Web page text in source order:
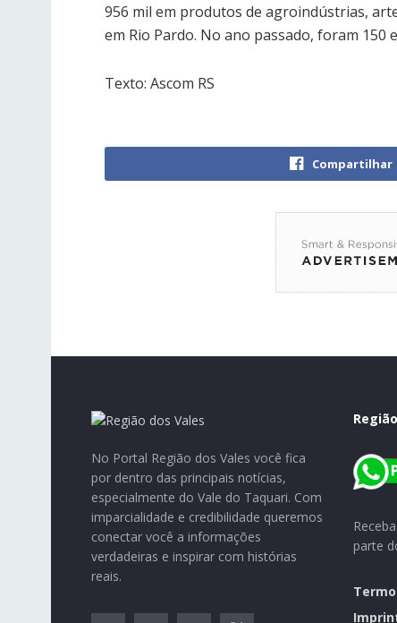
956 mil em produtos de agroindústrias,
em Rio Pardo. No ano passado, foram 150
Texto: Ascom RS
Compartilhar
No Portal Região dos Vales você fica
por dentro das principais notícias,
especialmente do Vale do Taquari. Com
imparcialidade e credibilidade queremos
conectar você a informações
verdadeiras e inspirar com histórias
reais.
parte